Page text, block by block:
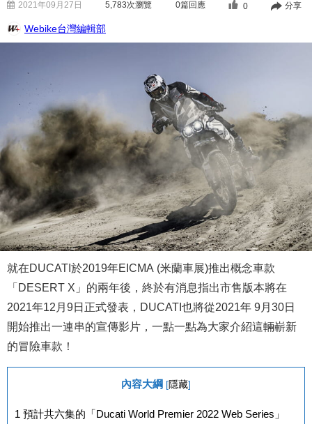
2021年09月27日 5,783次瀏覽 0篇回應 0 分享
Webike台灣編輯部
就在DUCATI於2019年EICMA (米蘭車展)推出概念車款
「DESERT X」的兩年後，終於有消息指出市售版本將在
2021年12月9日正式發表，DUCATI也將從2021年 9月30日
開始推出一連串的宣傳影片，一點一點為大家介紹這輛嶄新
的冒險車款！
內容大綱 [隱藏]
1 預計共六集的「Ducati World Premier 2022 Web Series」